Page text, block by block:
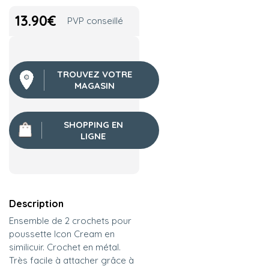
13.90€ PVP conseillé
TROUVEZ VOTRE
MAGASIN
SHOPPING EN
LIGNE
Description
Ensemble de 2 crochets pour
poussette Icon Cream en
similicuir. Crochet en métal.
Très facile à attacher grâce à